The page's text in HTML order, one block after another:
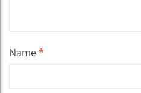
Name*